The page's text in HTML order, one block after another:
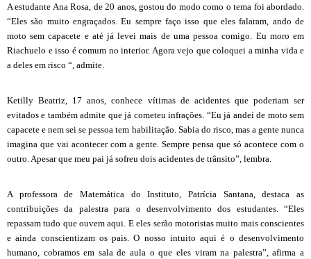
A estudante Ana Rosa, de 20 anos, gostou do modo como o tema foi abordado.
“Eles são muito engraçados. Eu sempre faço isso que eles falaram, ando de
moto sem capacete e até já levei mais de uma pessoa comigo. Eu moro em
Riachuelo e isso é comum no interior. Agora vejo que coloquei a minha vida e
a deles em risco “, admite.
Ketilly Beatriz, 17 anos, conhece vítimas de acidentes que poderiam ser
evitados e também admite que já cometeu infrações. “Eu já andei de moto sem
capacete e nem sei se pessoa tem habilitação. Sabia do risco, mas a gente nunca
imagina que vai acontecer com a gente. Sempre pensa que só acontece com o
outro. Apesar que meu pai já sofreu dois acidentes de trânsito”, lembra.
A professora de Matemática do Instituto, Patrícia Santana, destaca as
contribuições da palestra para o desenvolvimento dos estudantes. “Eles
repassam tudo que ouvem aqui. E eles serão motoristas muito mais conscientes
e ainda conscientizam os pais. O nosso intuito aqui é o desenvolvimento
humano, cobramos em sala de aula o que eles viram na palestra”, afirma a